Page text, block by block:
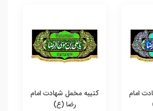
امام
کتیبه مخمل شهادت امام
رضا (ع)